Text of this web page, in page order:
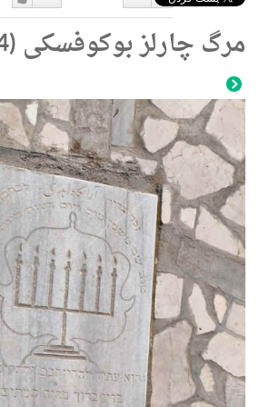
دوست
دارم
دوست
نداشتن
مرگ چارلز بوکوفسکی (1994-1920)